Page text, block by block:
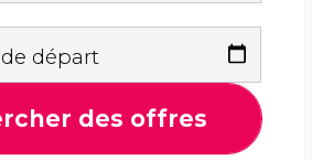
départ
des offres